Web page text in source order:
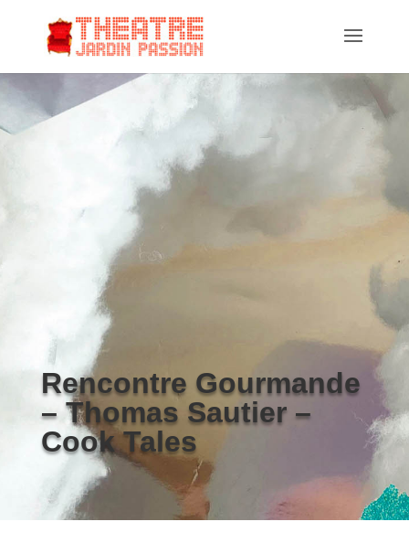
Rencontre Gourmande
– Thomas Sautier –
Cook Tales